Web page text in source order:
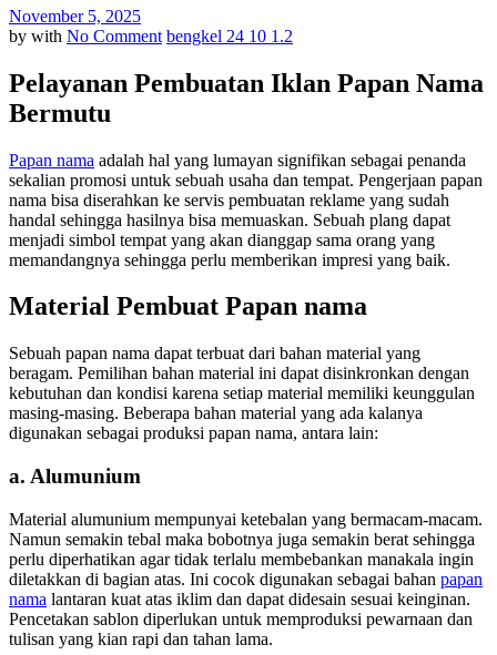
November 5, 2025
by with No Comment bengkel 24 10 1.2
Pelayanan Pembuatan Iklan Papan Nama
Bermutu
Papan nama adalah hal yang lumayan signifikan sebagai penanda
sekalian promosi untuk sebuah usaha dan tempat. Pengerjaan papan
nama bisa diserahkan ke servis pembuatan reklame yang sudah
handal sehingga hasilnya bisa memuaskan. Sebuah plang dapat
menjadi simbol tempat yang akan dianggap sama orang yang
memandangnya sehingga perlu memberikan impresi yang baik.
Material Pembuat Papan nama
Sebuah papan nama dapat terbuat dari bahan material yang
beragam. Pemilihan bahan material ini dapat disinkronkan dengan
kebutuhan dan kondisi karena setiap material memiliki keunggulan
masing-masing. Beberapa bahan material yang ada kalanya
digunakan sebagai produksi papan nama, antara lain:
a. Alumunium
Material alumunium mempunyai ketebalan yang bermacam-macam.
Namun semakin tebal maka bobotnya juga semakin berat sehingga
perlu diperhatikan agar tidak terlalu membebankan manakala ingin
diletakkan di bagian atas. Ini cocok digunakan sebagai bahan papan
nama lantaran kuat atas iklim dan dapat didesain sesuai keinginan.
Pencetakan sablon diperlukan untuk memproduksi pewarnaan dan
tulisan yang kian rapi dan tahan lama.